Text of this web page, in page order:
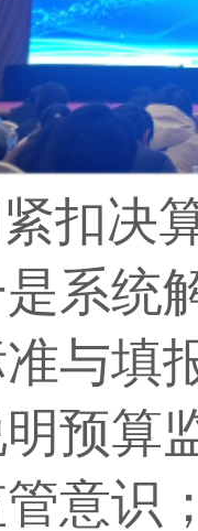
扣决
系统
与填
预算
意识